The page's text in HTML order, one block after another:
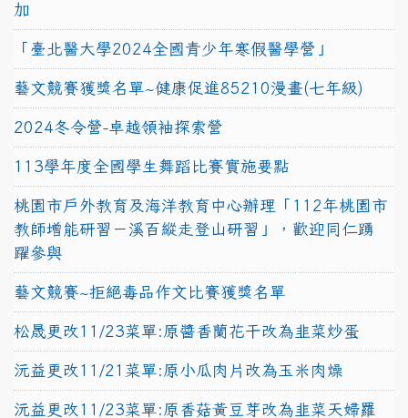
加
「臺北醫大學2024全國青少年寒假醫學營」
藝文競賽獲獎名單~健康促進85210漫畫(七年級)
2024冬令營-卓越領袖探索營
113學年度全國學生舞蹈比賽實施要點
桃園市戶外教育及海洋教育中心辦理「112年桃園市
教師增能研習－溪百縱走登山研習」，歡迎同仁踴
躍參與
藝文競賽~拒絕毒品作文比賽獲獎名單
松晟更改11/23菜單:原醬香蘭花干改為韭菜炒蛋
沅益更改11/21菜單:原小瓜肉片改為玉米肉燥
沅益更改11/23菜單:原香菇黃豆芽改為韭菜天婦羅